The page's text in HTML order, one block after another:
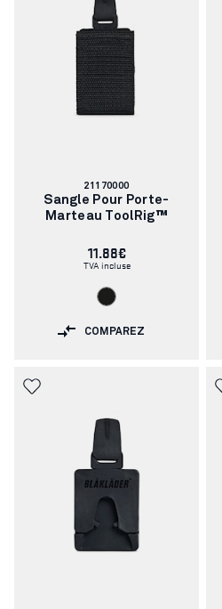
Numéro
d'article:
21170000
Sangle Pour Porte-
Marteau ToolRig™
11.88€
TVA incluse
COMPAREZ